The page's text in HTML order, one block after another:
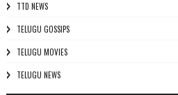
TTD NEWS
TELUGU GOSSIPS
TELUGU MOVIES
TELUGU NEWS